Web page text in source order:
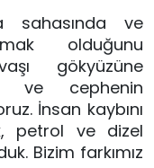
sahasında ve
olduğunu
gökyüzüne
ve cephenin
İnsan kaybını
petrol ve dizel
Bizim farkımız